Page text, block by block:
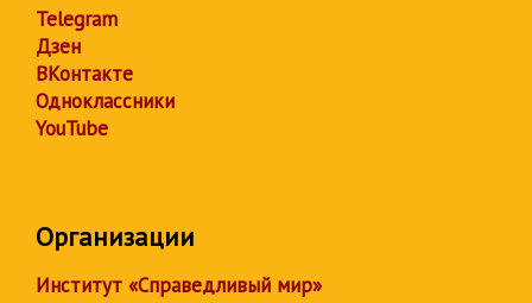
Telegram
Дзен
ВКонтакте
Одноклассники
YouTube
Организации
Институт «Справедливый мир»